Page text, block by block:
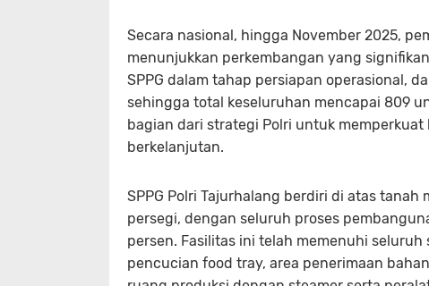
Secara nasional, hingga November 2025,
menunjukkan perkembangan yang
SPPG dalam tahap persiapan operasional,
sehingga total keseluruhan mencapai 809
bagian dari strategi Polri untuk
berkelanjutan.
SPPG Polri Tajurhalang berdiri di atas tanah
persegi, dengan seluruh proses
persen. Fasilitas ini telah memenuhi
pencucian food tray, area penerimaan